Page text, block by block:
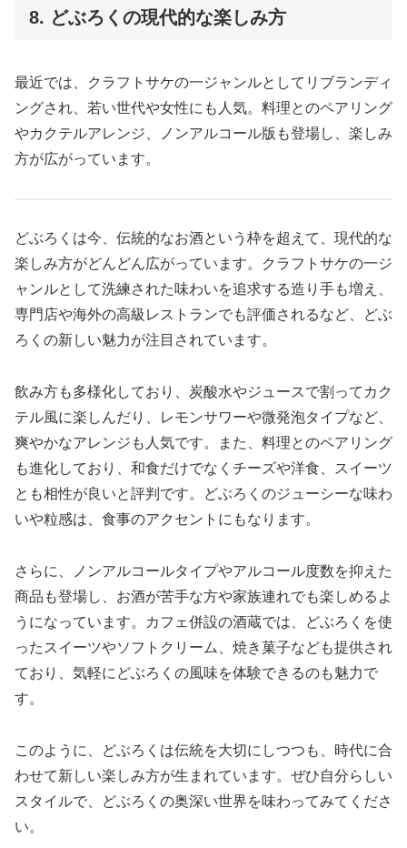
8. どぶろくの現代的な楽しみ方
最近では、クラフトサケの一ジャンルとしてリブランディ
ングされ、若い世代や女性にも人気。料理とのペアリング
やカクテルアレンジ、ノンアルコール版も登場し、楽しみ
方が広がっています。
どぶろくは今、伝統的なお酒という枠を超えて、現代的な
楽しみ方がどんどん広がっています。クラフトサケの一ジ
ャンルとして洗練された味わいを追求する造り手も増え、
専門店や海外の高級レストランでも評価されるなど、どぶ
ろくの新しい魅力が注目されています。
飲み方も多様化しており、炭酸水やジュースで割ってカク
テル風に楽しんだり、レモンサワーや微発泡タイプなど、
爽やかなアレンジも人気です。また、料理とのペアリング
も進化しており、和食だけでなくチーズや洋食、スイーツ
とも相性が良いと評判です。どぶろくのジューシーな味わ
いや粒感は、食事のアクセントにもなります。
さらに、ノンアルコールタイプやアルコール度数を抑えた
商品も登場し、お酒が苦手な方や家族連れでも楽しめるよ
うになっています。カフェ併設の酒蔵では、どぶろくを使
ったスイーツやソフトクリーム、焼き菓子なども提供され
ており、気軽にどぶろくの風味を体験できるのも魅力で
す。
このように、どぶろくは伝統を大切にしつつも、時代に合
わせて新しい楽しみ方が生まれています。ぜひ自分らしい
スタイルで、どぶろくの奥深い世界を味わってみてくださ
い。